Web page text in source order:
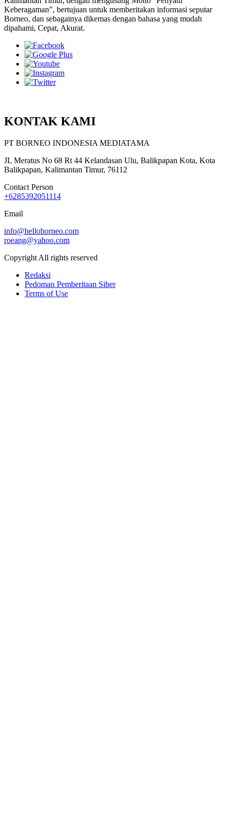
Keberagaman”, bertujuan untuk memberitakan informasi seputar
Borneo, dan sebagainya dikemas dengan bahasa yang mudah
dipahami, Cepat, Akurat.
KONTAK KAMI
PT BORNEO INDONESIA MEDIATAMA
JL Meratus No 68 Rt 44 Kelandasan Ulu, Balikpapan Kota, Kota
Balikpapan, Kalimantan Timur, 76112
Contact Person
+6285392051114
Email
info@helloborneo.com
roeang@yahoo.com
Copyright All rights reserved
Redaksi
Pedoman Pemberitaan Siber
Terms of Use